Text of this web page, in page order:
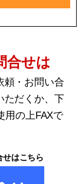
合せは
頼・お問い合
ただくか、下
用の上FAXで
はこちら